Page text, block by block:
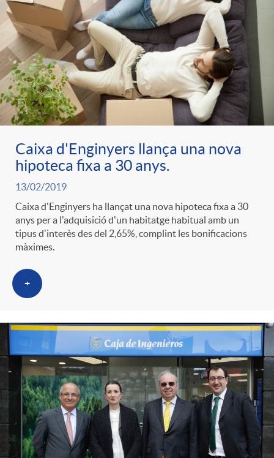
Caixa d'Enginyers llança una nova
hipoteca fixa a 30 anys.
13/02/2019
Caixa d'Enginyers ha llançat una nova hipoteca fixa a 30
anys per a l'adquisició d'un habitatge habitual amb un
tipus d'interès des del 2,65%, complint les bonificacions
màximes.
+